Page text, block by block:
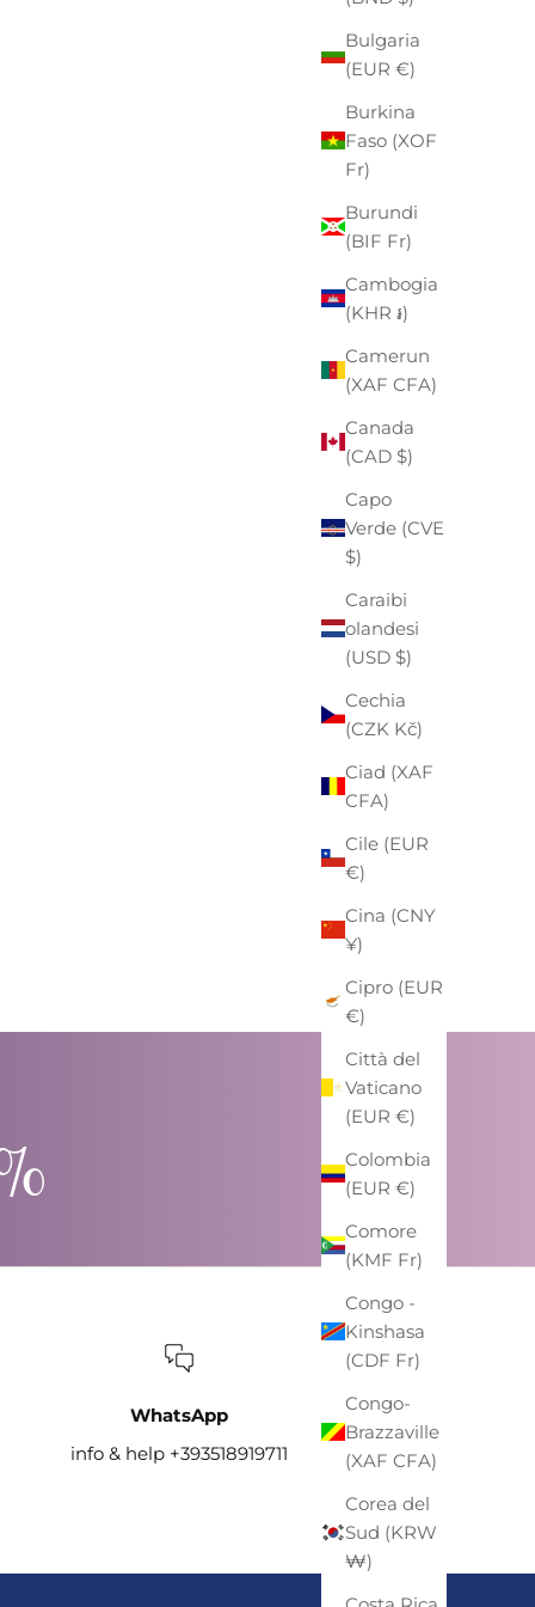
Bulgaria
(EUR €)
Burkina
Faso (XOF
Fr)
Burundi
(BIF Fr)
Cambogia
(KHR ៛)
Camerun
(XAF CFA)
Canada
(CAD $)
Capo
Verde (CVE
$)
Caraibi
olandesi
(USD $)
Cechia
(CZK Kč)
Ciad (XAF
CFA)
Cile (EUR
€)
Cina (CNY
¥)
Cipro (EUR
€)
Città del
Vaticano
(EUR €)
Colombia
(EUR €)
Comore
(KMF Fr)
Congo -
Kinshasa
(CDF Fr)
Congo-
Brazzaville
(XAF CFA)
Corea del
Sud (KRW
₩)
COSTUME UOMO
WhatsApp
info & help +393518919711